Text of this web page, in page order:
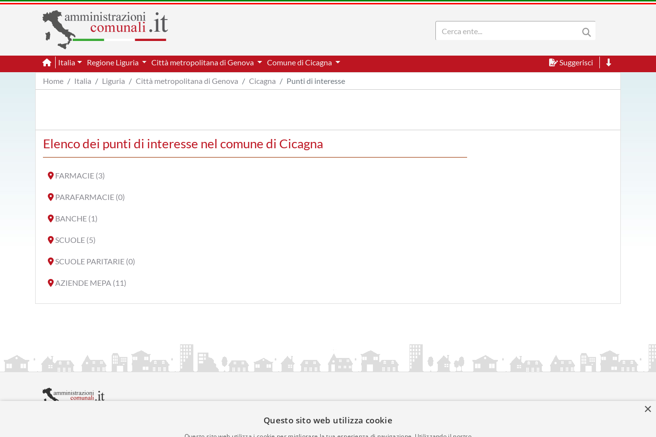
Italia Regione Liguria Città metropolitana di Genova Comune di Cicagna
Suggerisci
Home
Italia Liguria Città metropolitana di Genova Cicagna Punti di interesse
Elenco dei punti di interesse nel comune di Cicagna
FARMACIE (3)
PARAFARMACIE (0)
BANCHE (1)
SCUOLE (5)
SCUOLE PARITARIE (0)
AZIENDE MEPA (11)
×
Questo sito web utilizza cookie